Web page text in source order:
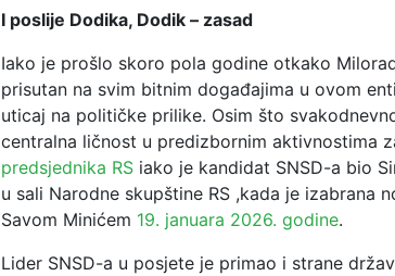
I poslije Dodika, Dodik – zasad
Iako je prošlo skoro pola godine otkako
prisutan na svim bitnim događajima u ovom
uticaj na političke prilike. Osim što
centralna ličnost u predizbornim aktivnostima
predsjednika RS iako je kandidat SNSD-a bio
u sali Narodne skupštine RS ,kada je izabrana
Savom Minićem 19. januara 2026. godine.
Lider SNSD-a u posjete je primao i strane